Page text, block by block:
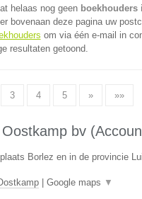
helaas nog geen boekhouders
bovenaan deze pagina uw
om via één e-mail in
resultaten getoond.
3 4 5 » »»
bv
Borlez en in de provincie
| Google maps ▼